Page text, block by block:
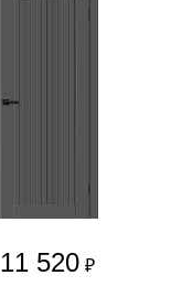
11 520 ₽